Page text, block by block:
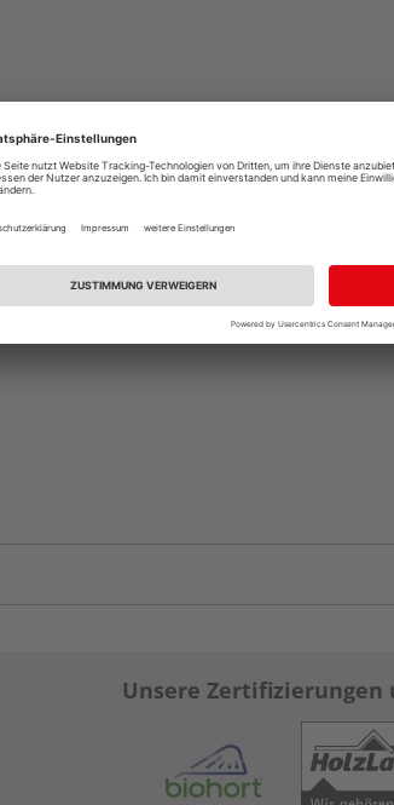
Unsere Zertifizierungen